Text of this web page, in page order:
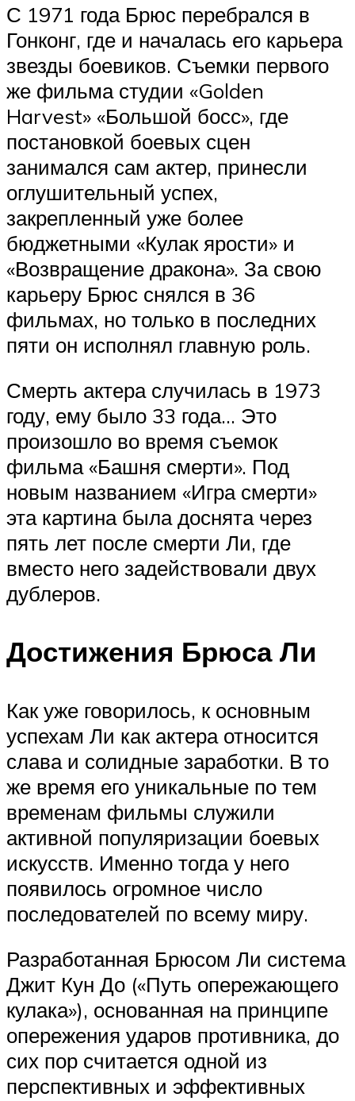
С 1971 года Брюс перебрался в
Гонконг, где и началась его карьера
звезды боевиков. Съемки первого
же фильма студии «Golden
Harvest» «Большой босс», где
постановкой боевых сцен
занимался сам актер, принесли
оглушительный успех,
закрепленный уже более
бюджетными «Кулак ярости» и
«Возвращение дракона». За свою
карьеру Брюс снялся в 36
фильмах, но только в последних
пяти он исполнял главную роль.
Смерть актера случилась в 1973
году, ему было 33 года… Это
произошло во время съемок
фильма «Башня смерти». Под
новым названием «Игра смерти»
эта картина была доснята через
пять лет после смерти Ли, где
вместо него задействовали двух
дублеров.
Достижения Брюса Ли
Как уже говорилось, к основным
успехам Ли как актера относится
слава и солидные заработки. В то
же время его уникальные по тем
временам фильмы служили
активной популяризации боевых
искусств. Именно тогда у него
появилось огромное число
последователей по всему миру.
Разработанная Брюсом Ли система
Джит Кун До («Путь опережающего
кулака»), основанная на принципе
опережения ударов противника, до
сих пор считается одной из
перспективных и эффективных